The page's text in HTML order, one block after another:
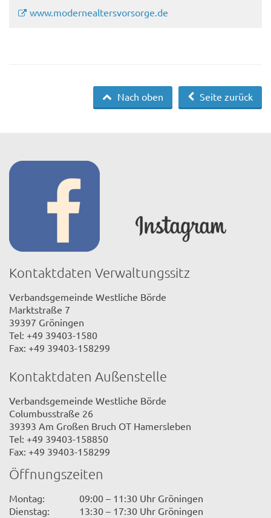
www.modernealtersvorsorge.de
Seite zurück
Nach oben
Kontaktdaten Verwaltungssitz
Verbandsgemeinde Westliche Börde
Marktstraße 7
39397 Gröningen
Tel: +49 39403-1580
Fax: +49 39403-158299
Kontaktdaten Außenstelle
Verbandsgemeinde Westliche Börde
Columbusstraße 26
39393 Am Großen Bruch OT Hamersleben
Tel: +49 39403-158850
Fax: +49 39403-158299
Öffnungszeiten
Montag:
09:00 – 11:30 Uhr Gröningen
Dienstag:
13:30 – 17:30 Uhr Gröningen